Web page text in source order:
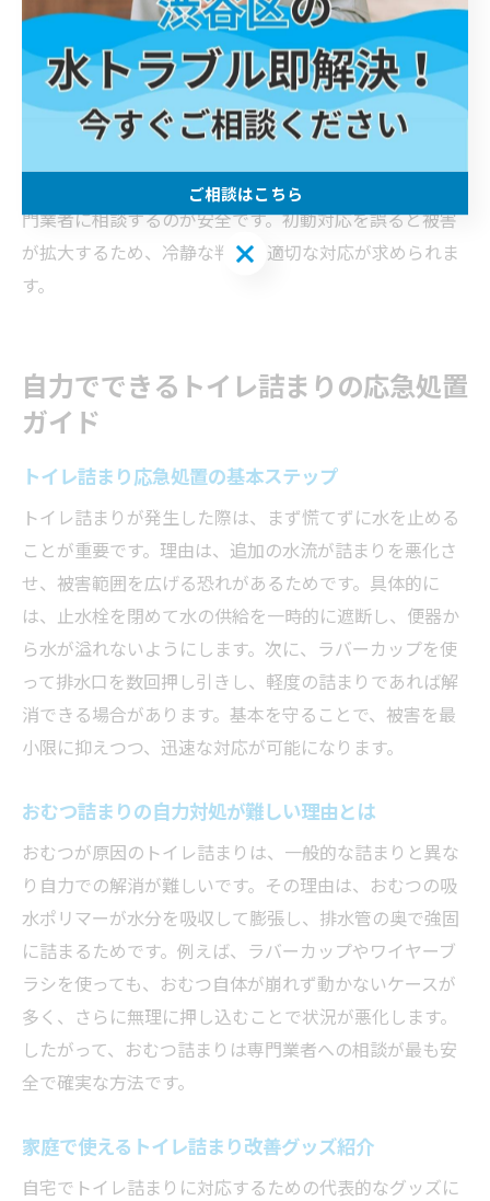
トイレ詰まり発生時の正しい初動対応方法
トイレ詰まりが発生した際は、まず無理に水を流さず状
況を確認することが大切です。ラバーカップなどの道具
などの大きな異物の場合は無理に取り出そうとせず、専
門業者に相談するのが安全です。初動対応を誤ると被害
が拡大するため、冷静な判断と適切な対応が求められま
す。
自力でできるトイレ詰まりの応急処置
ガイド
トイレ詰まり応急処置の基本ステップ
トイレ詰まりが発生した際は、まず慌てずに水を止める
ことが重要です。理由は、追加の水流が詰まりを悪化さ
せ、被害範囲を広げる恐れがあるためです。具体的に
は、止水栓を閉めて水の供給を一時的に遮断し、便器か
ら水が溢れないようにします。次に、ラバーカップを使
って排水口を数回押し引きし、軽度の詰まりであれば解
消できる場合があります。基本を守ることで、被害を最
小限に抑えつつ、迅速な対応が可能になります。
おむつ詰まりの自力対処が難しい理由とは
おむつが原因のトイレ詰まりは、一般的な詰まりと異な
り自力での解消が難しいです。その理由は、おむつの吸
水ポリマーが水分を吸収して膨張し、排水管の奥で強固
に詰まるためです。例えば、ラバーカップやワイヤーブ
ラシを使っても、おむつ自体が崩れず動かないケースが
多く、さらに無理に押し込むことで状況が悪化します。
したがって、おむつ詰まりは専門業者への相談が最も安
全で確実な方法です。
家庭で使えるトイレ詰まり改善グッズ紹介
自宅でトイレ詰まりに対応するための代表的なグッズに
ご相談はこちら
ご相談はこちら